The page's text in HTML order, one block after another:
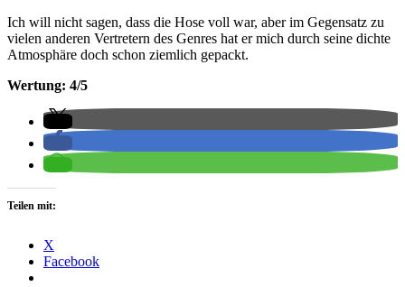
Ich will nicht sagen, dass die Hose voll war, aber im Gegensatz zu
vielen anderen Vertretern des Genres hat er mich durch seine dichte
Atmosphäre doch schon ziemlich gepackt.
Wertung: 4/5
Teilen mit:
X
Facebook